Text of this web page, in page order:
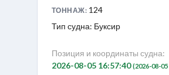
ТОННАЖ: 124
Тип судна: Буксир
Позиция и координаты судна:
2026-08-05 16:57:40(2026-08-